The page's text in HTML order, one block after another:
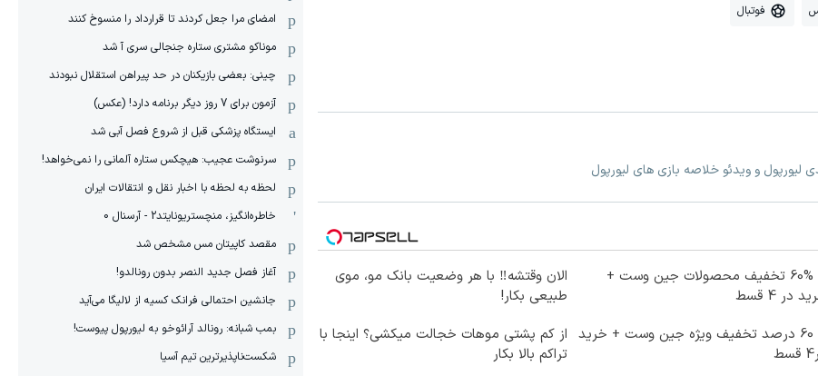
فوتبال
لیورپول و ویدئو خلاصه بازی های لیورپول
تا %60 تخفیف محصولات جین وست +
در 4 قسط
الان وقتشه‼️ با هر وضعیت بانک مو، موی
طبیعی بکار!
تا 60 درصد تخفیف ویژه جین وست + خرید از کم پشتی موهات خجالت میکشی؟ اینجا با
تراکم بالا بکار
امضای مرا جعل کردند تا قرارداد را منسوخ کنند
موناکو مشتری ستاره جنجالی سری آ شد
چینی: بعضی بازیکنان در حد پیراهن استقلال نبودند
آزمون برای 7 روز دیگر برنامه دارد! (عکس)
ایستگاه پزشکی قبل از شروع فصل آبی شد
سرنوشت عجیب: هیچکس ستاره آلمانی را نمی‌خواهد!
لحظه به لحظه با اخبار نقل و انتقالات ایران
خاطره‌انگیز، منچستریونایتد2 - آرسنال 0
مقصد کاپیتان مس مشخص شد
آغاز فصل جدید النصر بدون رونالدو!
جانشین احتمالی فرانک کسیه از لالیگا می‌آید
بمب شبانه: رونالد آرائوخو به لیورپول پیوست!
شکست‌ناپذیرترین تیم آسیا